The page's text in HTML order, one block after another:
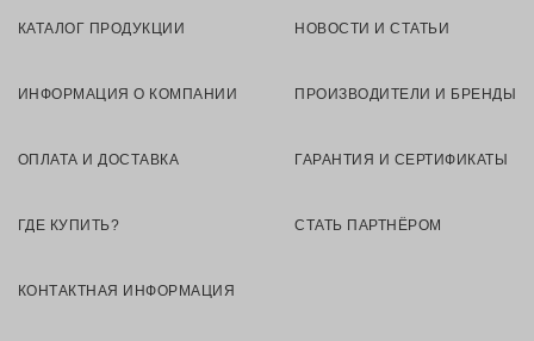
КАТАЛОГ ПРОДУКЦИИ НОВОСТИ И СТАТЬИ
ИНФОРМАЦИЯ О КОМПАНИИ ПРОИЗВОДИТЕЛИ И БРЕНДЫ
ОПЛАТА И ДОСТАВКА ГАРАНТИЯ И СЕРТИФИКАТЫ
ГДЕ КУПИТЬ? СТАТЬ ПАРТНЁРОМ
КОНТАКТНАЯ ИНФОРМАЦИЯ